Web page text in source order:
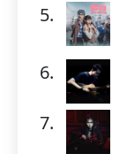
5.
6.
7.